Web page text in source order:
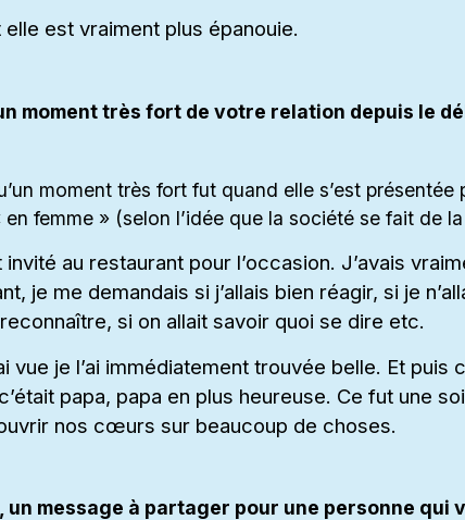
elle est vraiment plus épanouie.
moment très fort de votre relation depuis le
moment très fort fut quand elle s’est présentée
femme » (selon l’idée que la société se fait de
invité au restaurant pour l’occasion. J’avais
je me demandais si j’allais bien réagir, si je
reconnaître, si on allait savoir quoi se dire etc.
vue je l’ai immédiatement trouvée belle. Et puis
papa, papa en plus heureuse. Ce fut une
nos cœurs sur beaucoup de choses.
un message à partager pour une personne qui